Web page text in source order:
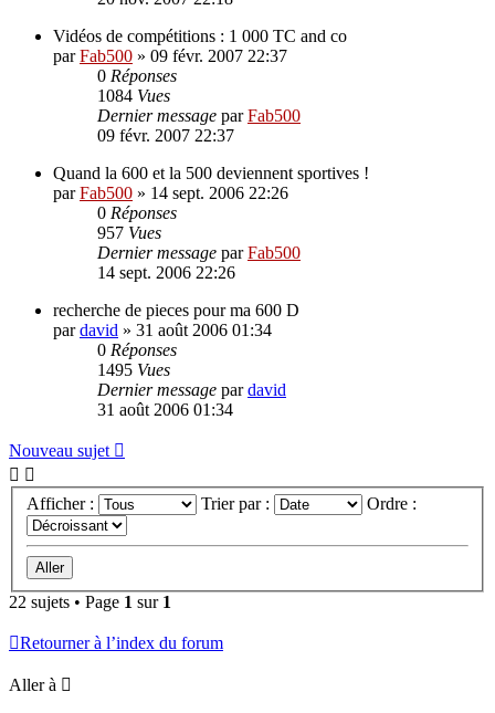
Vidéos de compétitions : 1 000 TC and co
parFab500 » 09 févr. 2007 22:37
0 Réponses
1084 Vues
Dernier message parFab500
09 févr. 2007 22:37
Quand la 600 et la 500 deviennent sportives !
parFab500 » 14 sept. 2006 22:26
0 Réponses
957 Vues
Dernier message parFab500
14 sept. 2006 22:26
recherche de pieces pour ma 600 D
pardavid » 31 août 2006 01:34
0 Réponses
1495 Vues
Dernier message pardavid
31 août 2006 01:34
Nouveau sujet
Afficher : Trier par : Ordre :
22 sujets • Page 1 sur 1
Retourner à l’index du forum
Aller à